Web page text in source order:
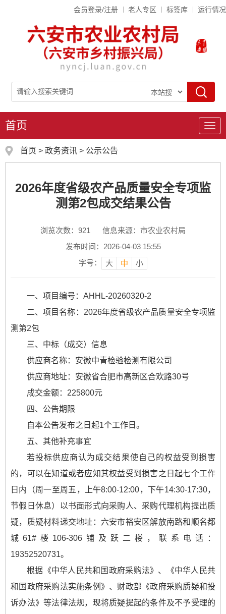
会员登录/注册 老人专区 标签库 运行情况
导
航
首页
首页 > 政务资讯 > 公示公告
2026年度省级农产品质量安全专项监
测第2包成交结果公告
浏览次数： 921
信息来源：市农业农村局
发布时间：2026-04-03 15:55
字号：
大 中 小
一、项目编号：AHHL-20260320-2
二、项目名称：2026年度省级农产品质量安全专项监
测第2包
三、中标（成交）信息
供应商名称：安徽中青检验检测有限公司
供应商地址：安徽省合肥市高新区合欢路30号
成交金额：225800元
四、公告期限
自本公告发布之日起1个工作日。
五、其他补充事宜
若投标供应商认为成交结果使自己的权益受到损害
的，可以在知道或者应知其权益受到损害之日起七个工作
日内（周一至周五，上午8:00-12:00，下午14:30-17:30，
节假日休息）以书面形式向采购人、采购代理机构提出质
疑，质疑材料递交地址：六安市裕安区解放南路和顺名都
城61#楼106-306铺及跃二楼，联系电话：
19352520731。
根据《中华人民共和国政府采购法》、《中华人民共
和国政府采购法实施条例》、财政部《政府采购质疑和投
诉办法》等法律法规，现将质疑提起的条件及不予受理的